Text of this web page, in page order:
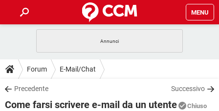
MENU
INTRATTENIMENTO
iOS
INSTAGRAM WHATSAPP
GUIDE
COVID-19
DOWNLOAD
COVID-19 GAMING
Forum E-Mail/Chat
Precedente Successivo
Come farsi scrivere e-mail da un utente Chiuso